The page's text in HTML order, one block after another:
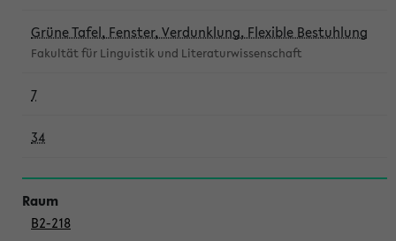
Grüne Tafel, Fenster, Verdunklung, Flexible Bestuhlung
Fakultät für Linguistik und Literaturwissenschaft
7
34
B2-218